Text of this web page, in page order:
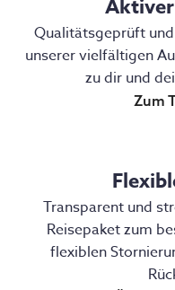
Qualitätsgeprüft
unserer vielfältigen
zu dir und
Zum
Transparent und
Reisepaket zum
flexiblen